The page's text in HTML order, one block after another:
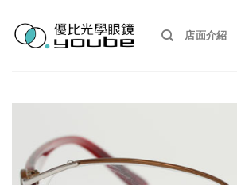
content
店面介紹